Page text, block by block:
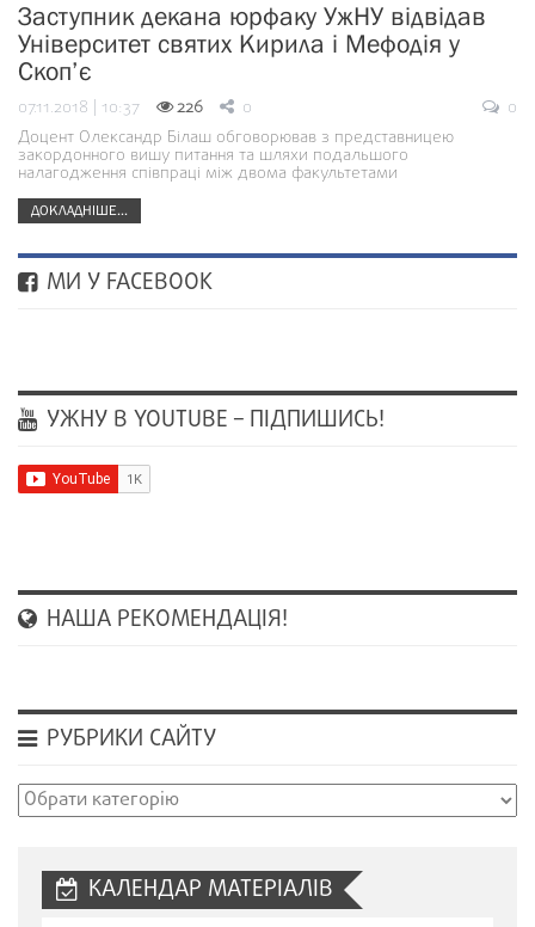
Заступник декана юрфаку УжНУ відвідав
Університет святих Кирила і Мефодія у
Скоп’є
07.11.2018 | 10:37 226 0
0
Доцент Олександр Білаш обговорював з представницею
закордонного вишу питання та шляхи подальшого
налагодження співпраці між двома факультетами
ДОКЛАДНІШЕ...
МИ У FACEBOOK
УЖНУ В YOUTUBE – ПІДПИШИСЬ!
НАША РЕКОМЕНДАЦІЯ!
РУБРИКИ САЙТУ
Рубрики
КАЛЕНДАР МАТЕРІАЛІВ